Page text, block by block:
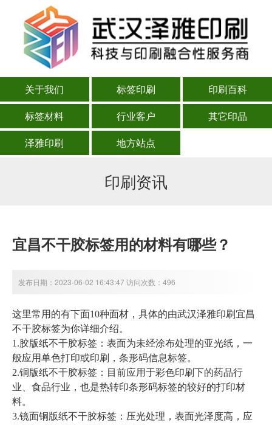
关于我们 标签印刷
印刷百科
标签材料
行业客户
其它印品
泽雅印刷
地方站点
印刷资讯
宜昌不干胶标签用的材料有哪些？
发布日期：2023-06-02 16:43:47 访问次数：496
这里常用的有下面10种面材，具体的由武汉泽雅印刷宜昌
不干胶标签为你详细介绍。
1.胶版纸不干胶标签：表面为未经涂布处理的亚光纸，一
般应用单色打印或印刷，条形码信息标签。
2.铜版纸不干胶标签：目前应用于彩色印刷下的药品行
业、食品行业，也是热转印条形码标签的较好的打印材
料。
3.镜面铜版纸不干胶标签：压光处理，表面光泽度高，应